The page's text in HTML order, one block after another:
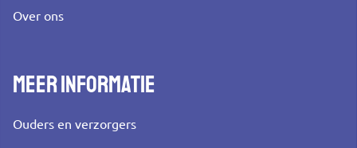
Over ons
Meer informatie
Ouders en verzorgers